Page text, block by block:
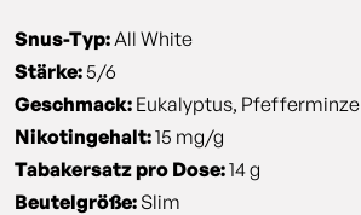
Snus-Typ: All White
Stärke:5/6
Geschmack: Eukalyptus, Pfefferminze
Nikotingehalt:15 mg/g
Tabakersatz pro Dose:14 g
Beutelgröße: Slim